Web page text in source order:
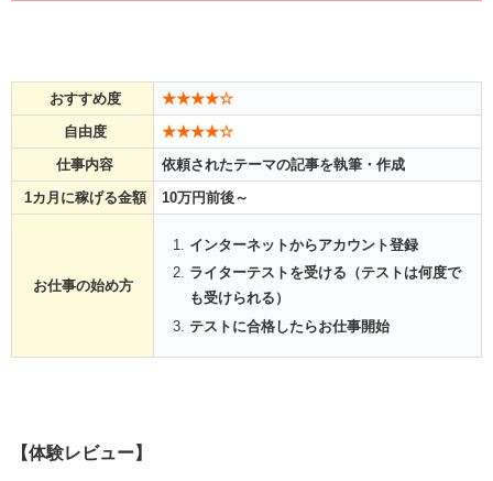
おすすめ度
★★★★☆
自由度
★★★★☆
仕事内容
依頼されたテーマの記事を執筆・作成
1カ月に稼げる金額
10万円前後～
お仕事の始め方
インターネットからアカウント登録
ライターテストを受ける（テストは何度で
も受けられる）
テストに合格したらお仕事開始
【体験レビュー】